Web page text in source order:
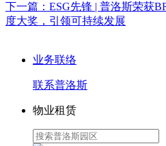
下一篇： ESG先锋 | 普洛斯荣获
度大奖，引领可持续发展
业务联络
联系普洛斯
物业租赁